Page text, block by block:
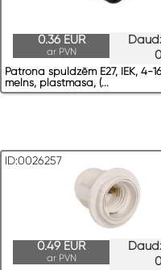
0
0.36 EUR
ar PVN
Patrona spuldzēm E27, IEK, 4-
melns, plastmasa, (...
ID:0026257
0
0.49 EUR
ar PVN